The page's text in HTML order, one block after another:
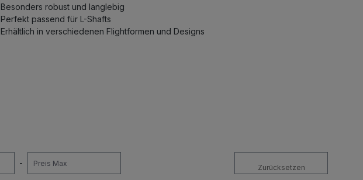
Besonders robust und langlebig
Perfekt passend für L-Shafts
Erhältlich in verschiedenen Flightformen und Designs
- Zurücksetzen